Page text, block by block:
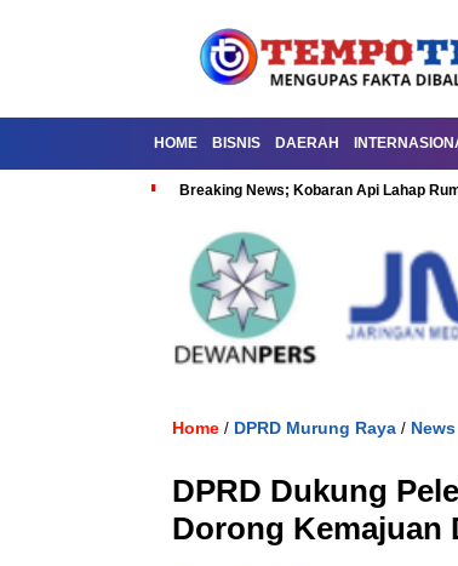
HOME BISNIS DAERAH
Breaking News; Kobaran Api Lahap
Home / DPRD Murung Raya / News
DPRD Dukung
Dorong Kemajuan